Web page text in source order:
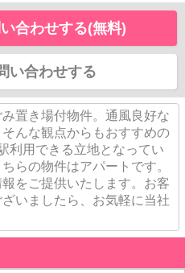
合わせする(無料)
い合わせする
置き場付物件。通風良好な
んな観点からもおすすめの
利用できる立地となってい
らの物件はアパートです。
をご提供いたします。お客
いましたら、お気軽に当社